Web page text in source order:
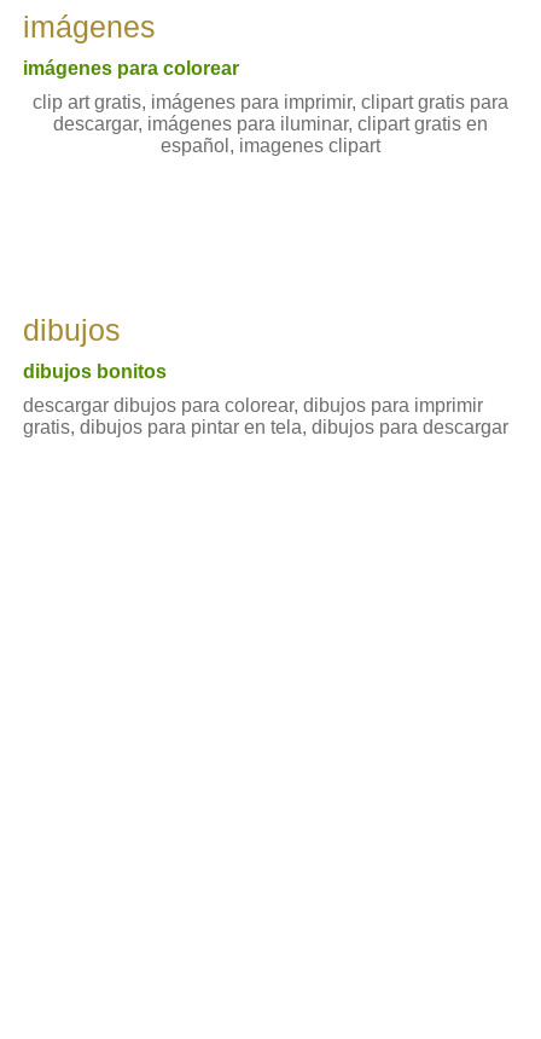
imágenes
imágenes para colorear
clip art gratis, imágenes para imprimir, clipart gratis para
descargar, imágenes para iluminar, clipart gratis en
español, imagenes clipart
dibujos
dibujos bonitos
descargar dibujos para colorear, dibujos para imprimir
gratis, dibujos para pintar en tela, dibujos para descargar